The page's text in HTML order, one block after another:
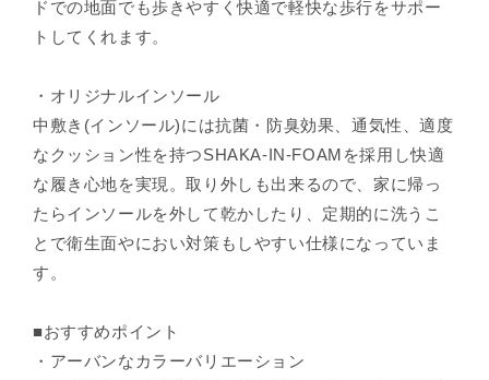
ドでの地面でも歩きやすく快適で軽快な歩行をサポー
トしてくれます。
・オリジナルインソール
中敷き(インソール)には抗菌・防臭効果、通気性、適度
なクッション性を持つSHAKA-IN-FOAMを採用し快適
な履き心地を実現。取り外しも出来るので、家に帰っ
たらインソールを外して乾かしたり、定期的に洗うこ
とで衛生面やにおい対策もしやすい仕様になっていま
す。
■おすすめポイント
・アーバンなカラーバリエーション